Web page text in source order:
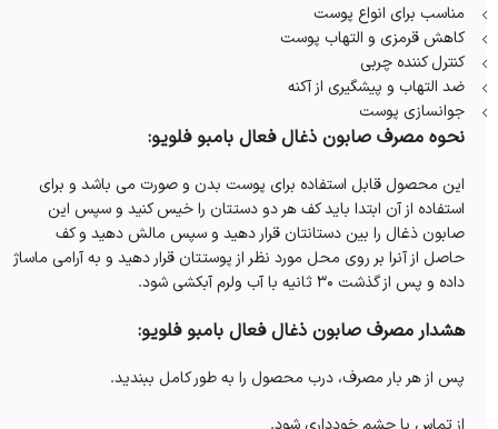
مناسب برای انواع پوست
کاهش قرمزی و التهاب پوست
کنترل کننده چربی
ضد التهاب و پیشگیری از آکنه
جوانسازی پوست
نحوه مصرف صابون ذغال فعال بامبو فلویو:
این محصول قابل استفاده برای پوست بدن و صورت می باشد و برای
استفاده از آن ابتدا باید کف هر دو دستتان را خیس کنید و سپس این
صابون ذغال را بین دستانتان قرار دهید و سپس مالش دهید و کف
حاصل از آنرا بر روی محل مورد نظر از پوستتان قرار دهید و به آرامی ماساژ
داده و پس از گذشت ۳۰ ثانیه با آب ولرم آبکشی شود.
هشدار مصرف صابون ذغال فعال بامبو فلویو:
پس از هر بار مصرف، درب محصول را به طور کامل ببندید.